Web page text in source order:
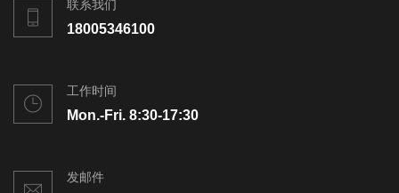
联系我们
18005346100
工作时间
Mon.-Fri. 8:30-17:30
发邮件